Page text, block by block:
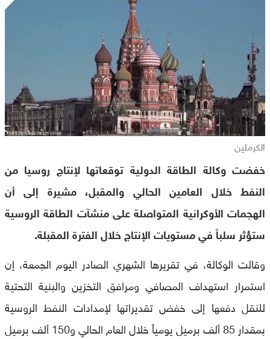
الكرملين
خفضت وكالة الطاقة الدولية توقعاتها لإنتاج روسيا من
النفط خلال العامين الحالي والمقبل، مشيرة إلى أن
الهجمات الأوكرانية المتواصلة على منشآت الطاقة الروسية
ستؤثر سلباً في مستويات الإنتاج خلال الفترة المقبلة.
وقالت الوكالة، في تقريرها الشهري الصادر اليوم الجمعة، إن
استمرار استهداف المصافي ومرافق التخزين والبنية التحتية
للنقل دفعها إلى خفض تقديراتها لإمدادات النفط الروسية
بمقدار 85 ألف برميل يومياً خلال العام الحالي و150 ألف برميل